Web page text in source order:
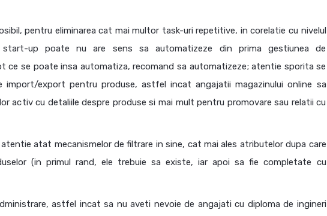
pentru eliminarea cat mai multor task-uri repetitive, in corelatie cu nivelul
up poate nu are sens sa automatizeze din prima gestiunea de
ce se poate insa automatiza, recomand sa automatizeze; atentie sporita se
export pentru produse, astfel incat angajatii magazinului online sa
activ cu detaliile despre produse si mai mult pentru promovare sau relatii cu
atat mecanismelor de filtrare in sine, cat mai ales atributelor dupa care
(in primul rand, ele trebuie sa existe, iar apoi sa fie completate cu
astfel incat sa nu aveti nevoie de angajati cu diploma de ingineri